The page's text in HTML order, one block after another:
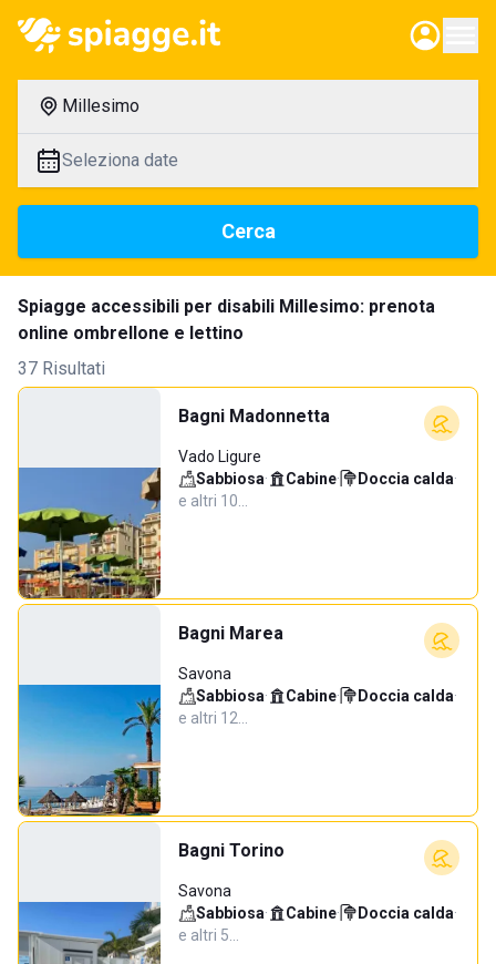
Millesimo
Seleziona date
Cerca
Spiagge accessibili per disabili Millesimo: prenota
online ombrellone e lettino
37 Risultati
Bagni Madonnetta
Vado Ligure
Sabbiosa· Cabine· Doccia calda·
e altri 10…
Bagni Marea
Savona
Sabbiosa· Cabine· Doccia calda·
e altri 12…
Bagni Torino
Savona
Sabbiosa· Cabine· Doccia calda·
e altri 5…